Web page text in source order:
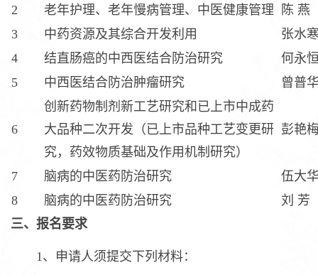
2 老年护理、老年慢病管理、中医健康管理
陈 燕
3
中药资源及其综合开发利用
张水
4
结直肠癌的中西医结合防治研究
何永
5
中西医结合防治肿瘤研究 曾普
6
创新药物制剂新工艺研究和已上市中成药
大品种二次开发（已上市品种工艺变更研
究，药效物质基础及作用机制研究）
彭艳
7 脑病的中医药防治研究
伍大
8
脑病的中医药防治研究
刘 芳
三、报名要求
1、申请人须提交下列材料：